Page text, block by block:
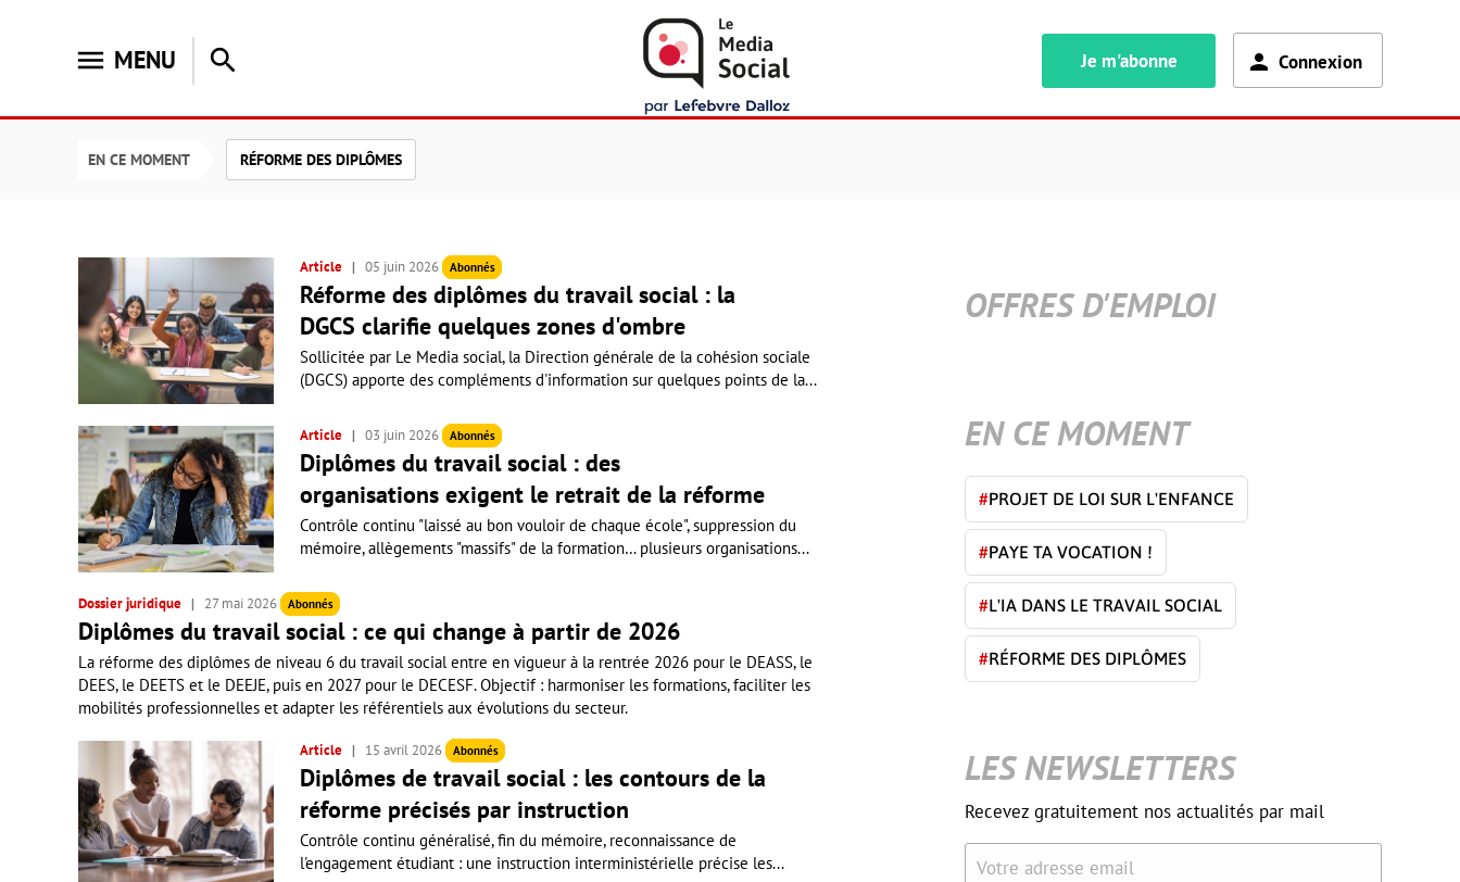
menu MENU search Je m'abonne Connexion
EN CE MOMENT RÉFORME DES DIPLÔMES
Article 05 juin 2026 Abonnés
Réforme des diplômes du travail social : la
DGCS clarifie quelques zones d'ombre
Sollicitée par Le Media social, la Direction générale de la cohésion sociale
(DGCS) apporte des compléments d'information sur quelques points de la...
Article 03 juin 2026 Abonnés
Diplômes du travail social : des
organisations exigent le retrait de la réforme
Contrôle continu "laissé au bon vouloir de chaque école", suppression du
mémoire, allègements "massifs" de la formation… plusieurs organisations...
Dossier juridique 27 mai 2026 Abonnés
Diplômes du travail social : ce qui change à partir de 2026
La réforme des diplômes de niveau 6 du travail social entre en vigueur à la rentrée 2026 pour le DEASS, le
DEES, le DEETS et le DEEJE, puis en 2027 pour le DECESF. Objectif : harmoniser les formations, faciliter les
mobilités professionnelles et adapter les référentiels aux évolutions du secteur.
Article 15 avril 2026 Abonnés
Diplômes de travail social : les contours de la
réforme précisés par instruction
Contrôle continu généralisé, fin du mémoire, reconnaissance de
l'engagement étudiant : une instruction interministérielle précise les...
OFFRES D'EMPLOI
EN CE MOMENT
#PROJET DE LOI SUR L'ENFANCE
#PAYE TA VOCATION !
#L'IA DANS LE TRAVAIL SOCIAL
#RÉFORME DES DIPLÔMES
LES NEWSLETTERS
Recevez gratuitement nos actualités par mail
Votre adresse email